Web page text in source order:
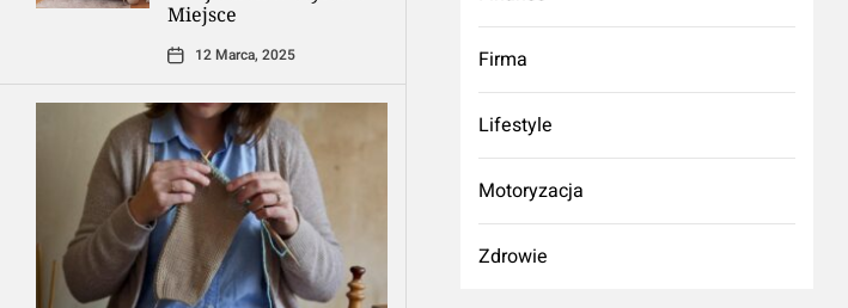
Miejsce
12 Marca, 2025 Firma
Lifestyle
Motoryzacja
Zdrowie